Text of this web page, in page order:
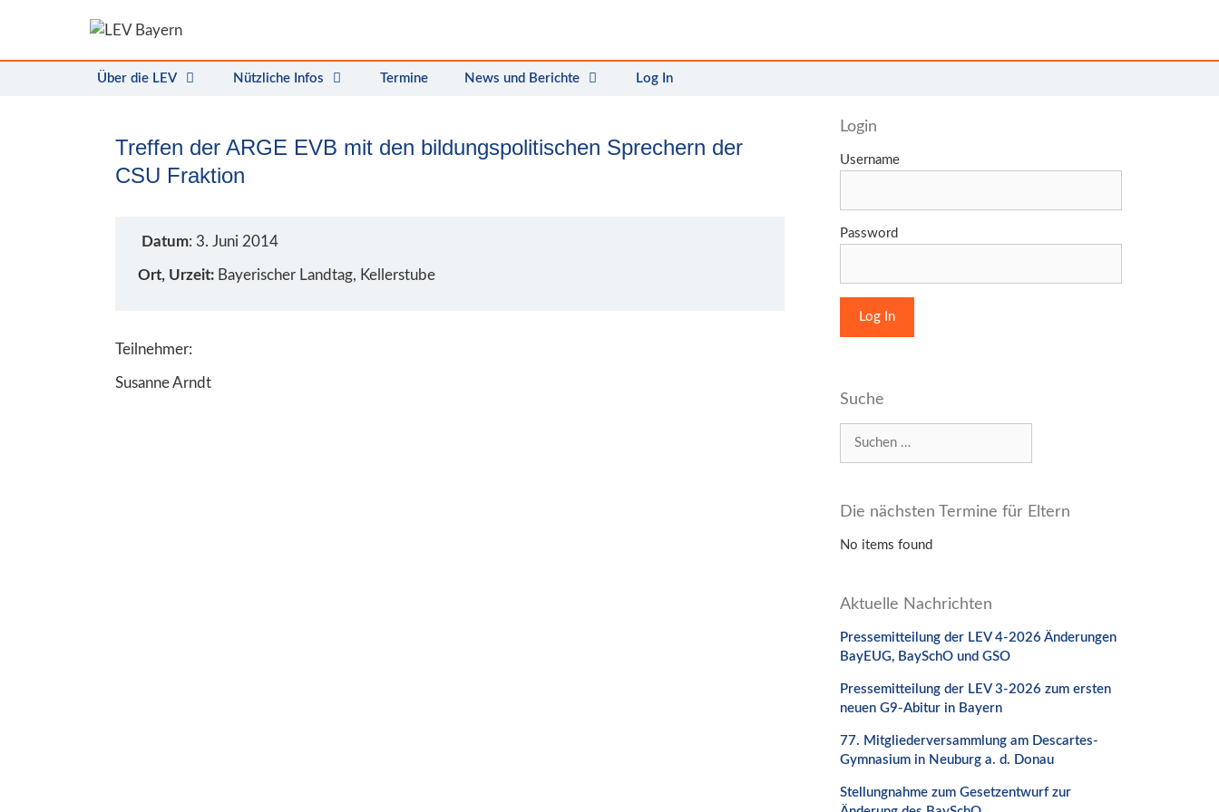
Über die LEV Nützliche Infos Termine News und Berichte Log In
Treffen der ARGE EVB mit den bildungspolitischen Sprechern der
CSU Fraktion
Datum: 3. Juni 2014
Ort, Urzeit: Bayerischer Landtag, Kellerstube
Teilnehmer:
Susanne Arndt
Login
Username
Password
Suche
Die nächsten Termine für Eltern
No items found
Aktuelle Nachrichten
Pressemitteilung der LEV 4-2026 Änderungen
BayEUG, BaySchO und GSO
Pressemitteilung der LEV 3-2026 zum ersten
neuen G9-Abitur in Bayern
77. Mitgliederversammlung am Descartes-
Gymnasium in Neuburg a. d. Donau
Stellungnahme zum Gesetzentwurf zur